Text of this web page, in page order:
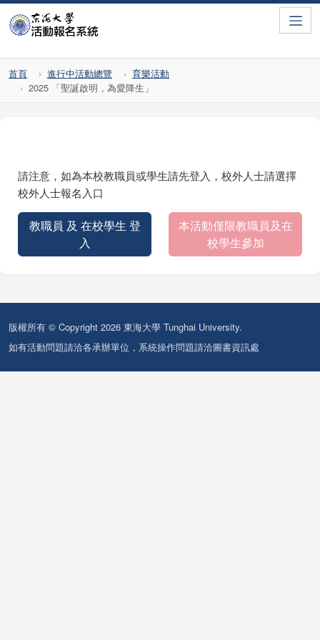
首頁 進行中活動總覽
育樂活動
2025 「聖誕啟明，為愛降生」
請注意，如為本校教職員或學生請先登入，校外人士請選擇
校外人士報名入口
教職員 及 在校學生 登
入
本活動僅限教職員及在
校學生參加
版權所有 © Copyright 2026 東海大學 Tunghai University.
如有活動問題請洽各承辦單位，系統操作問題請洽圖書資訊處